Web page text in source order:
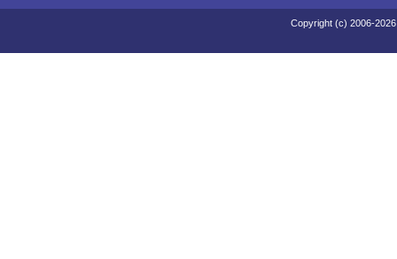
Copyright (c) 2006-